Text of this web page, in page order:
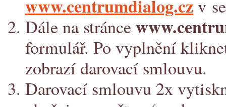
www.centrumdialog.czv
Dále na stránce
formulář. Po vyplnění
zobrazí darovací smlouvu.
Darovací smlouvu 2x